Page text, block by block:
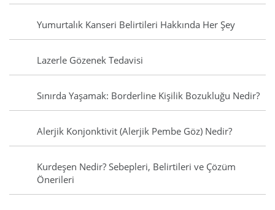
Yumurtalık Kanseri Belirtileri Hakkında Her Şey
Lazerle Gözenek Tedavisi
Sınırda Yaşamak: Borderline Kişilik Bozukluğu Nedir?
Alerjik Konjonktivit (Alerjik Pembe Göz) Nedir?
Kurdeşen Nedir? Sebepleri, Belirtileri ve Çözüm
Önerileri